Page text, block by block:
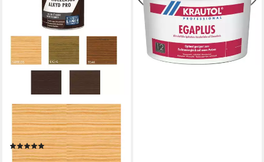
KRAUTOL
Lasur Krautol Holzlasur
ALKYD PRO 5 L. Farblos
(1)
26,99 € 33,33 €
70,99 €
(14,20 €/ 1 l)
lieferbar - in 5-6 Werktagen bei dir